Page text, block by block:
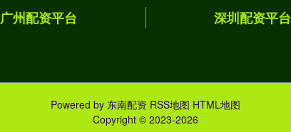
广州配资平台 深圳配资平台
Powered by 东南配资 RSS地图 HTML地图
Copyright © 2023-2026